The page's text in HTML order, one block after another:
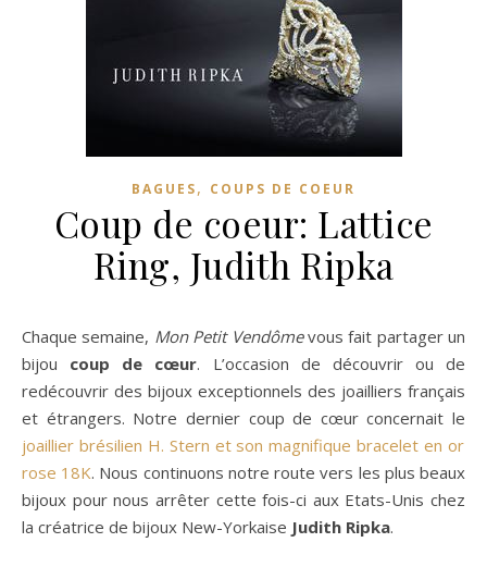
BAGUES, COUPS DE COEUR
Coup de coeur: Lattice
Ring, Judith Ripka
Chaque semaine, Mon Petit Vendômevous fait partager un
bijou coup de cœur. L’occasion de découvrir ou de
redécouvrir des bijoux exceptionnels des joailliers français
et étrangers. Notre dernier coup de cœur concernait le
joaillier brésilien H. Stern et son magnifique bracelet en or
rose 18K. Nous continuons notre route vers les plus beaux
bijoux pour nous arrêter cette fois-ci aux Etats-Unis chez
la créatrice de bijoux New-Yorkaise Judith Ripka.